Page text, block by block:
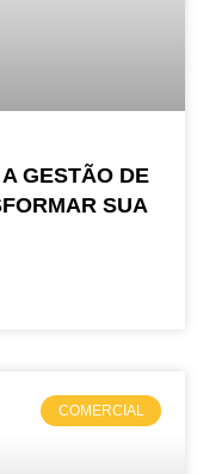
GESTÃO DE
SUA
COMERCIAL